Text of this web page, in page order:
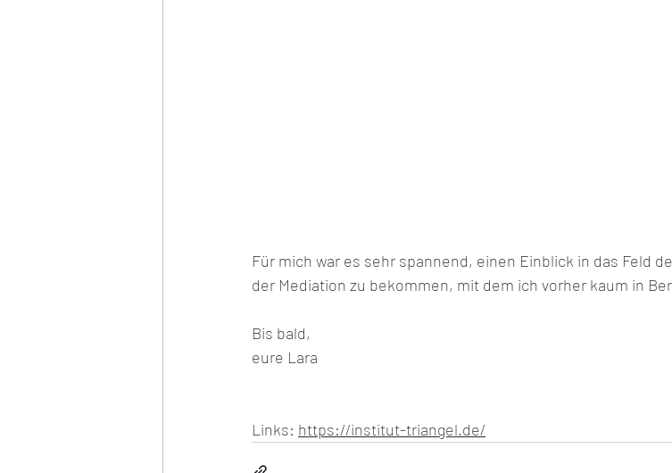
Für mich war es sehr spannend, einen Einblick in das Feld
der Mediation zu bekommen, mit dem ich vorher kaum in
Bis bald,
eure Lara
Links: https://institut-triangel.de/